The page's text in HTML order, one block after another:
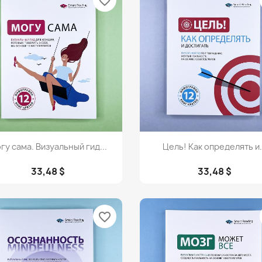
Просмотр
сама. Визуальный гид...
33,48 $
Просмотр
Цель! Как определять
33,48 $
favorite_border